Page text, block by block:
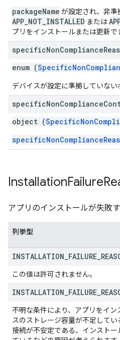
packageName が設定され、非準
APP_NOT_INSTALLED または
プリをインストールまたは更新で
specificNonCompliance
enum (
デバイスが設定に準拠していない
specificNonCompliance
object (
InstallationFailure
アプリのインストールが失敗す
列挙型
INSTALLATION FAILURE
この値は許可されません。
INSTALLATION FAILURE
不明な条件により、アプリをイ
スのストレージ容量が不足して
接続が不安定である、インスト